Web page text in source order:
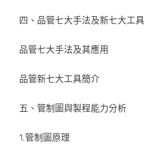
四、品管七大手法及新七大工具
品管七大手法及其應用
品管新七大工具簡介
五、管制圖與製程能力分析
1.管制圖原理